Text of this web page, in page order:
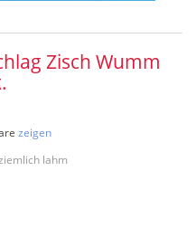
Zisch Wumm
lahm
zeigen